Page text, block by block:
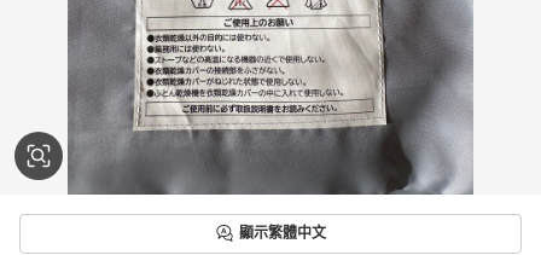
顯示繁體中文